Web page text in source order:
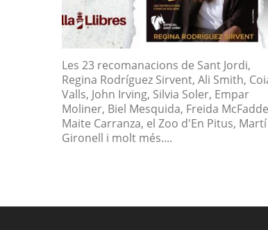
Les 23 recomanacions de Sant Jordi,
Regina Rodríguez Sirvent, Ali Smith,
Valls, John Irving, Silvia Soler, Empar
Moliner, Biel Mesquida, Freida
Maite Carranza, el Zoo d'En Pitus, Martí
Gironell i molt més....